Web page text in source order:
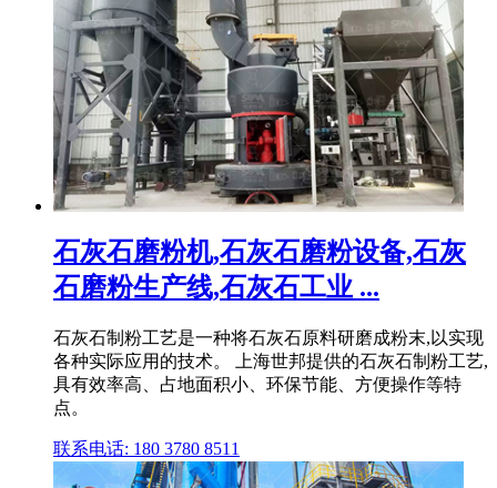
石灰石磨粉机,石灰石磨粉设备,石灰
石磨粉生产线,石灰石工业 ...
石灰石制粉工艺是一种将石灰石原料研磨成粉末,以实现
各种实际应用的技术。 上海世邦提供的石灰石制粉工艺,
具有效率高、占地面积小、环保节能、方便操作等特
点。
联系电话: 180 3780 8511